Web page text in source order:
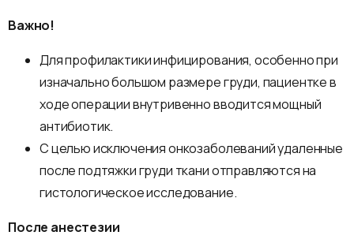
Важно!
Для профилактики инфицирования, особенно при
изначально большом размере груди, пациентке в
ходе операции внутривенно вводится мощный
антибиотик.
С целью исключения онкозаболеваний удаленные
после подтяжки груди ткани отправляются на
гистологическое исследование.
После анестезии